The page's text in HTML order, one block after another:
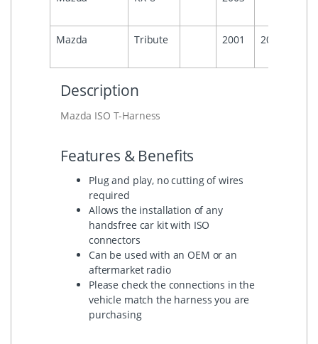
Mazda Tribute 2001 2008
Description
Mazda ISO T-Harness
Features & Benefits
Plug and play, no cutting of wires
required
Allows the installation of any
handsfree car kit with ISO
connectors
Can be used with an OEM or an
aftermarket radio
Please check the connections in the
vehicle match the harness you are
purchasing